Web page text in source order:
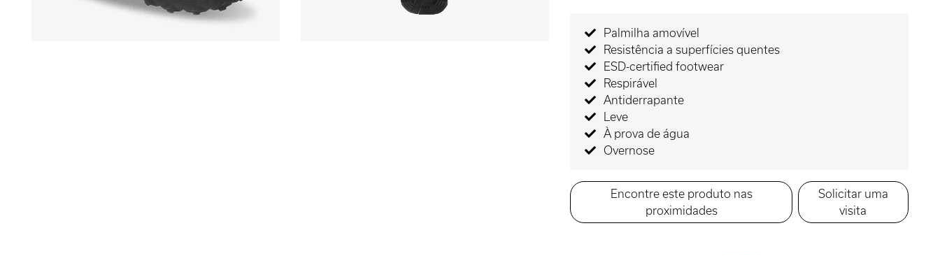
Palmilha amovível
Resistência a superfícies quentes
ESD-certified footwear
Respirável
Antiderrapante
Leve
À prova de água
Overnose
Encontre este produto nas
proximidades
Solicitar uma
visita